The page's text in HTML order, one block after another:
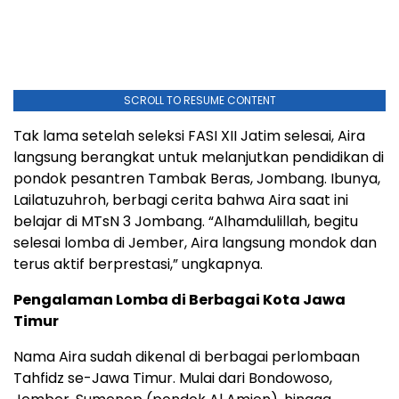
SCROLL TO RESUME CONTENT
Tak lama setelah seleksi FASI XII Jatim selesai, Aira
langsung berangkat untuk melanjutkan pendidikan di
pondok pesantren Tambak Beras, Jombang. Ibunya,
Lailatuzuhroh, berbagi cerita bahwa Aira saat ini
belajar di MTsN 3 Jombang. “Alhamdulillah, begitu
selesai lomba di Jember, Aira langsung mondok dan
terus aktif berprestasi,” ungkapnya.
Pengalaman Lomba di Berbagai Kota Jawa
Timur
Nama Aira sudah dikenal di berbagai perlombaan
Tahfidz se-Jawa Timur. Mulai dari Bondowoso,